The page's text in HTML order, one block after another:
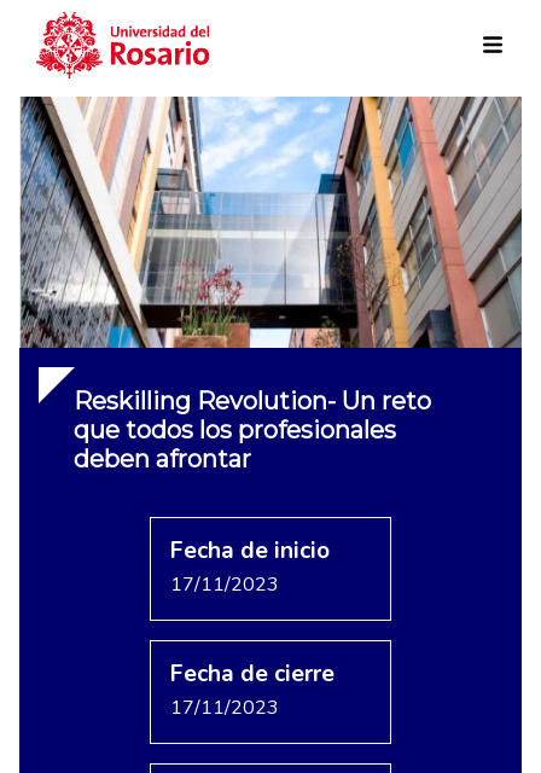
Skip to main content
Reskilling Revolution- Un reto
que todos los profesionales
deben afrontar
Fecha de inicio
17/11/2023
Fecha de cierre
17/11/2023